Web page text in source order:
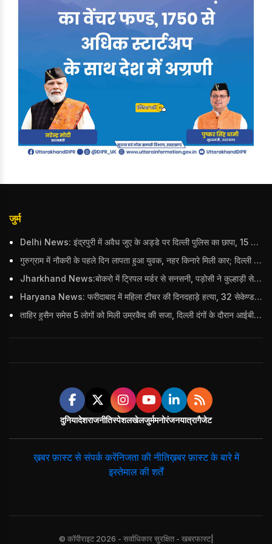
जुर्म
Delhi News: इंद्रपुरी में अवैध जुए के अड्डे पर दिल्ली पुलिस का छापा, 15 जुआरियों को पकड़ा; ₹3.61 लाख नकद और अन्य सामान बरामद
गुरुग्राम में नौकरी के पहले दिन लापता हुआ युवक, नहर किनारे मिली कार; दिल्ली पुलिस ने दर्ज की FIR
Jharkhand News:बोकरो में ट्रिपल मर्डर से सनसनी, पड़ोसी ने कुल्हाड़ी से पति-पत्नी और बहु की हत्या की
Haryana News: फरीदाबाद में महिला टीचर की दिनदहाड़े हत्या, 32 सेकेण्ड में 34 बार किया वार
ताहिर हुसैन समेस 5 लोगों को मिली उम्रकैद की सजा, दिल्ली दंगों के दौरान आईबी अधिकारी का किया था कत्ल
दुनियादेशराजनीतिस्पेशलखेलजुर्ममनोरंजनयात्रागैजेट
ख़बर फ़ास्ट से संपर्क करेंनिजता की नीतिख़बर फ़ास्ट के बारे में
इस्तेमाल की शर्तें
© कॉपीराइट 2026 - सर्वाधिकार सुरक्षित - खबरफास्ट|